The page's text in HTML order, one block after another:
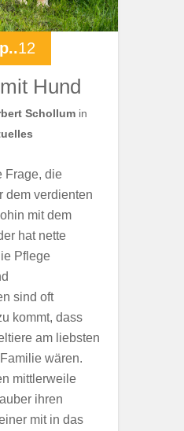
12
Hund
Schollumin
Frage, die
dem verdienten
mit dem
hat nette
Pflege
sind oft
kommt, dass
am liebsten
wären.
mittlerweile
ihren
mit in das